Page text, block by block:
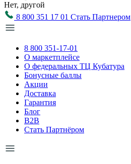
Нет, другой
8 800 351 17 01 Стать Партнером
8 800 351-17-01
О маркетплейсе
О федеральных ТЦ Кубатура
Бонусные баллы
Акции
Доставка
Гарантия
Блог
B2B
Стать Партнёром